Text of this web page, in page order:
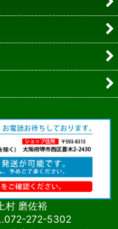
村 磨佐裕
272-5302